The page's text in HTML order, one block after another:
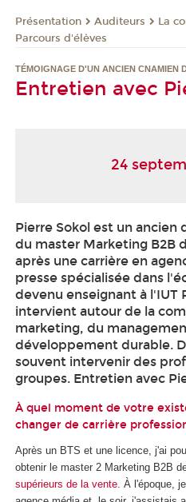
Présentation Auditeurs
La
Parcours d'élèves
TÉMOIGNAGE D'UN ANCIEN CNAMIEN
Entretien avec
24
Pierre Sokol est un ancien
du master Marketing B2B
après une carrière en
presse spécialisée dans
devenu enseignant à l'IUT
intervient autour de la
marketing, du
développement durable.
souvent intervenir des
groupes. Entretien avec
À quel moment de votre
changer de carrière
Après un BTS et une licence, j'ai
obtenir le master 2 Marketing B2B
supérieurs de la vente . À l'époque,